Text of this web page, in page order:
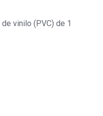
vinilo (PVC) de 1